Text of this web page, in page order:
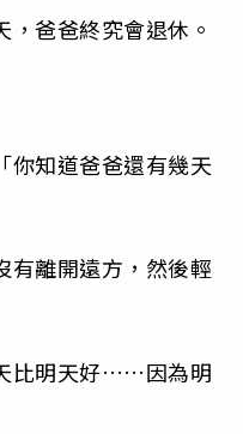
爸爸終究會退休。
你知道爸爸還有幾天
有離開遠方，然後輕
比明天好……因為明